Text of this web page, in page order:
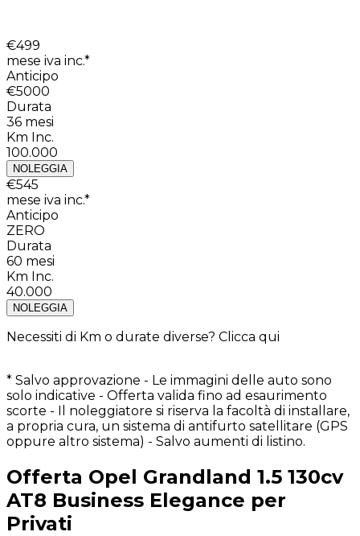
€499
mese iva inc.*
Anticipo
€5000
Durata
36 mesi
Km Inc.
100.000
NOLEGGIA
€545
mese iva inc.*
Anticipo
ZERO
Durata
60 mesi
Km Inc.
40.000
NOLEGGIA
Necessiti di Km o durate diverse? Clicca qui
* Salvo approvazione - Le immagini delle auto sono
solo indicative - Offerta valida fino ad esaurimento
scorte - Il noleggiatore si riserva la facoltà di installare,
a propria cura, un sistema di antifurto satellitare (GPS
oppure altro sistema) - Salvo aumenti di listino.
Offerta Opel Grandland 1.5 130cv
AT8 Business Elegance per
Privati